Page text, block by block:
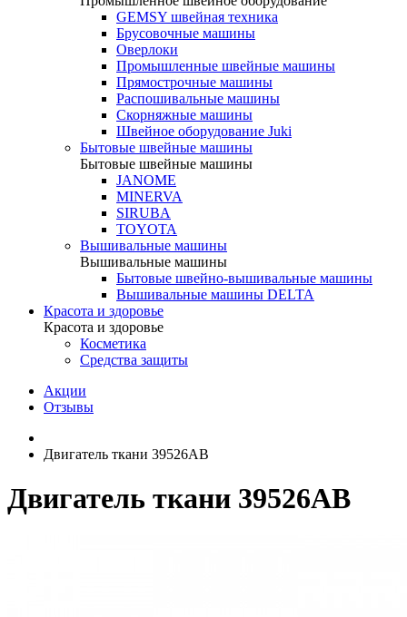
GEMSY швейная техника
Брусовочные машины
Оверлоки
Промышленные швейные машины
Прямострочные машины
Распошивальные машины
Скорняжные машины
Швейное оборудование Juki
Бытовые швейные машины
Бытовые швейные машины
JANOME
MINERVA
SIRUBA
TOYOTA
Вышивальные машины
Вышивальные машины
Бытовые швейно-вышивальные машины
Вышивальные машины DELTA
Красота и здоровье
Красота и здоровье
Косметика
Средства защиты
Акции
Отзывы
Двигатель ткани 39526AB
Двигатель ткани 39526AB